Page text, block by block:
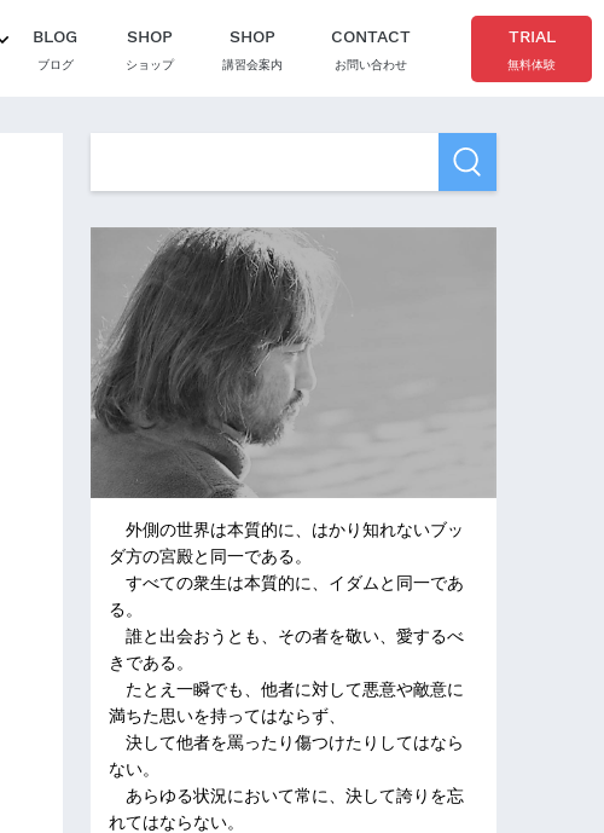
BLOG
ブログ
SHOP
ショップ
SHOP
講習会案内
CONTACT
お問い合わせ
TRIAL
無料体験
外側の世界は本質的に、はかり知れないブッ
ダ方の宮殿と同一である。
すべての衆生は本質的に、イダムと同一であ
る。
誰と出会おうとも、その者を敬い、愛するべ
きである。
たとえ一瞬でも、他者に対して悪意や敵意に
満ちた思いを持ってはならず、
決して他者を罵ったり傷つけたりしてはなら
ない。
あらゆる状況において常に、決して誇りを忘
れてはならない。